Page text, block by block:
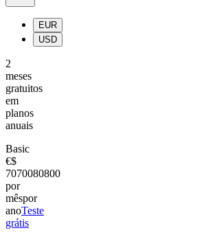
EUR
USD
2
meses
gratuitos
em
planos
anuais
Basic
€$
7070080800
por
mêspor
anoTeste
grátis